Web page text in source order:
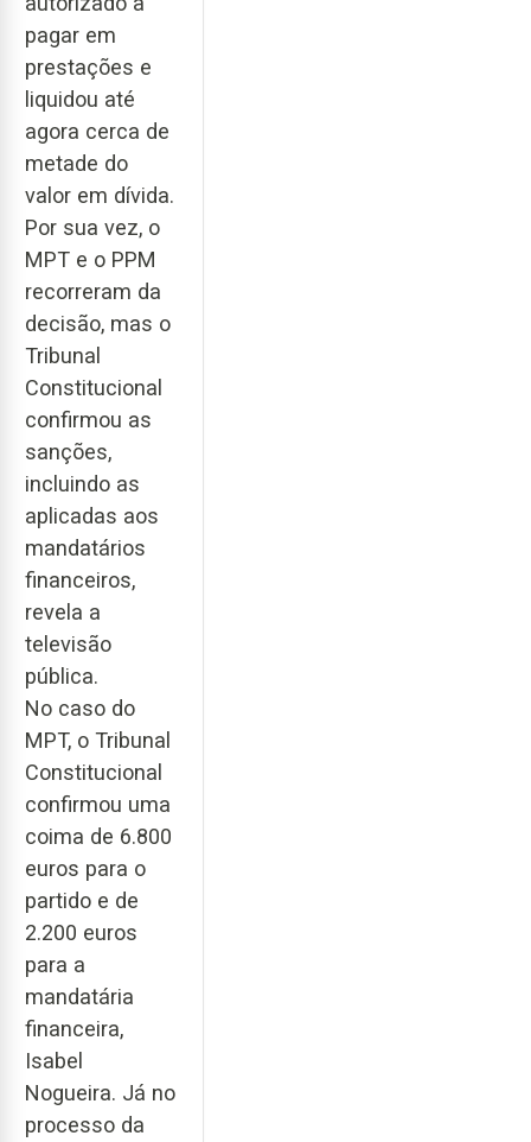
pagar em
prestações e
liquidou até
agora cerca de
metade do
valor em dívida.
Por sua vez, o
MPT e o PPM
recorreram da
decisão, mas o
Tribunal
Constitucional
confirmou as
sanções,
incluindo as
aplicadas aos
mandatários
financeiros,
revela a
televisão
pública.
No caso do
MPT, o Tribunal
Constitucional
confirmou uma
coima de 6.800
euros para o
partido e de
2.200 euros
para a
mandatária
financeira,
Isabel
Nogueira. Já no
processo da